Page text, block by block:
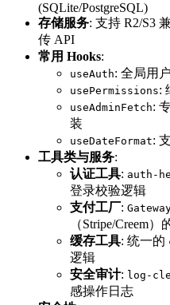
(SQLite/PostgreSQL)
存储服务: 支持 R2/S3
传 API
常用 Hooks:
useAuth: 全局用
usePermissions:
useAdminFetch:
装
useDateFormat:
工具类与服务:
认证工具: auth-
登录校验逻辑
支付工厂:
（Stripe/Creem）
缓存工具: 统一的
逻辑
安全审计: log-
感操作日志